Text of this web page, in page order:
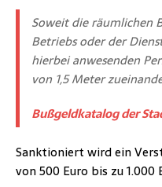
Soweit die räumlichen
Betriebs oder der
hierbei anwesenden
von 1,5 Meter
Bußgeldkatalog der
Sanktioniert wird ein
von 500 Euro bis zu 1.000